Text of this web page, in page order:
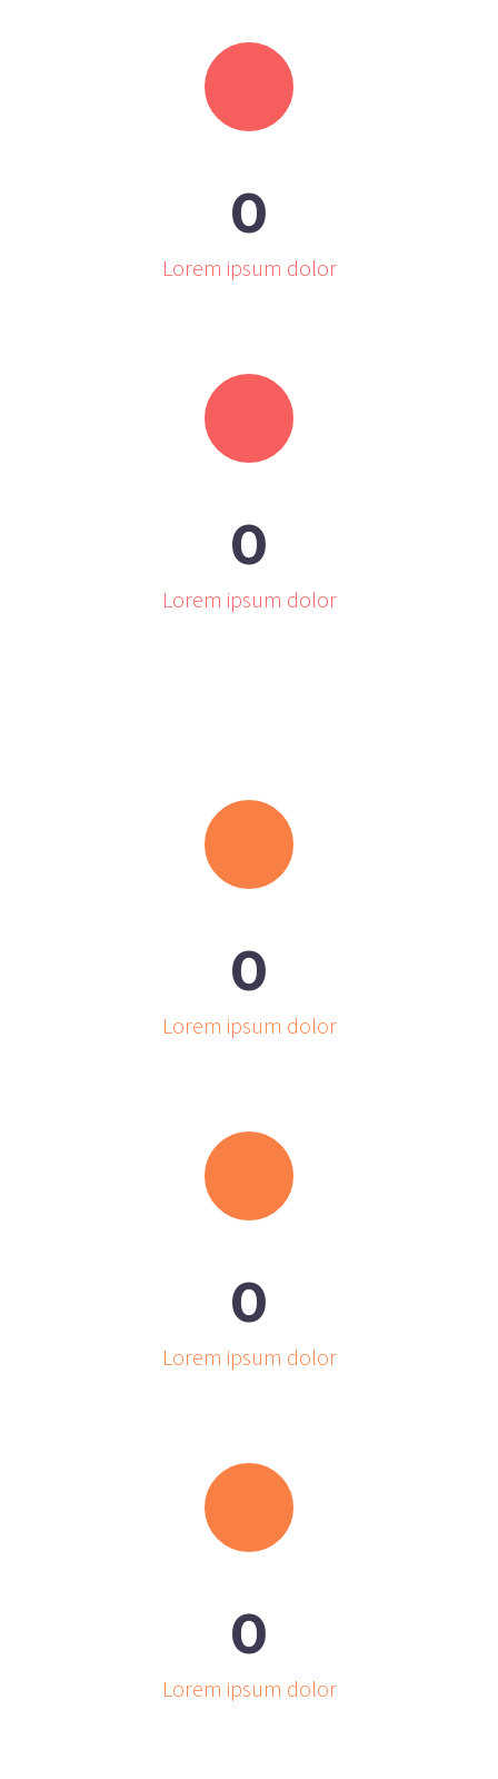
0
Lorem ipsum dolor
0
Lorem ipsum dolor
0
Lorem ipsum dolor
0
Lorem ipsum dolor
0
Lorem ipsum dolor